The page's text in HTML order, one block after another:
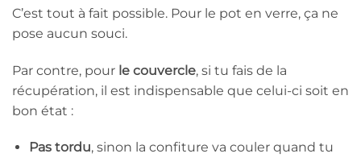
C’est tout à fait possible. Pour le pot en verre, ça ne
pose aucun souci.
Par contre, pour le couvercle, si tu fais de la
récupération, il est indispensable que celui-ci soit en
bon état :
Pas tordu, sinon la confiture va couler quand tu